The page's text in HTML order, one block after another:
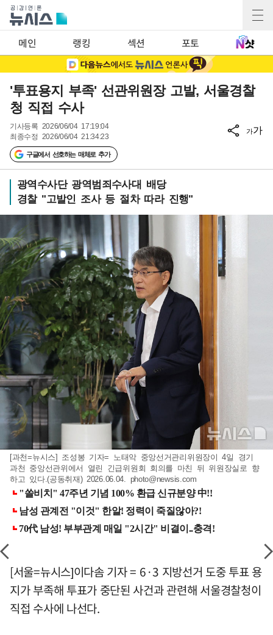
메인 랭킹 섹션 포토
'투표용지 부족' 선관위원장 고발, 서울경찰
청 직접 수사
기사등록 2026/06/04 17:19:04
최종수정 2026/06/04 21:34:23
구글에서 선호하는 매체로 추가
가가
광역수사단 광역범죄수사대 배당
경찰 "고발인 조사 등 절차 따라 진행"
[과천=뉴시스] 조성봉 기자= 노태악 중앙선거관리위원장이 4일 경기
과천 중앙선관위에서 열린 긴급위원회 회의를 마친 뒤 위원장실로 향
하고 있다.(공동취재) 2026.06.04. photo@newsis.com
[서울=뉴시스]이다솜 기자 = 6·3 지방선거 도중 투표 용
지가 부족해 투표가 중단된 사건과 관련해 서울경찰청이
직접 수사에 나선다.